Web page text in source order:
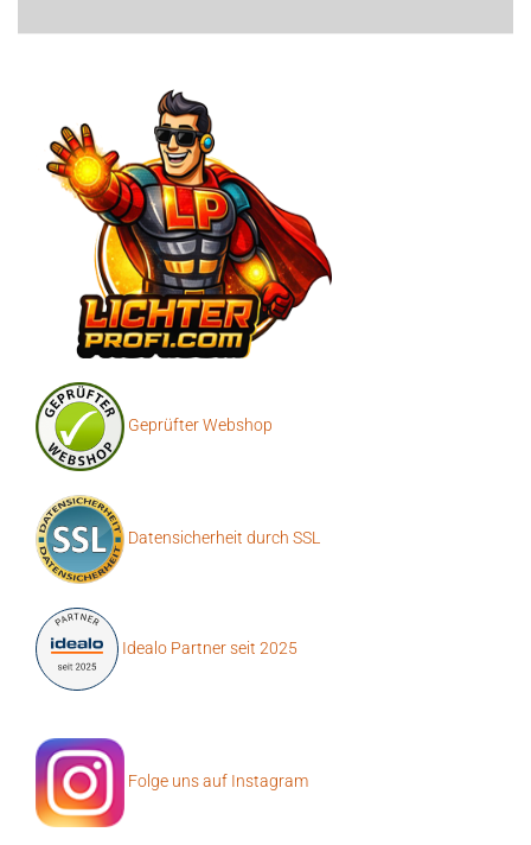
Geprüfter Webshop
Datensicherheit durch SSL
Idealo Partner seit 2025
Folge uns auf Instagram